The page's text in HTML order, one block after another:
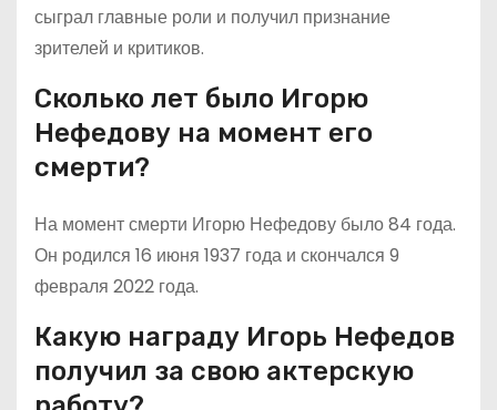
сыграл главные роли и получил признание
зрителей и критиков.
Сколько лет было Игорю
Нефедову на момент его
смерти?
На момент смерти Игорю Нефедову было 84 года.
Он родился 16 июня 1937 года и скончался 9
февраля 2022 года.
Какую награду Игорь Нефедов
получил за свою актерскую